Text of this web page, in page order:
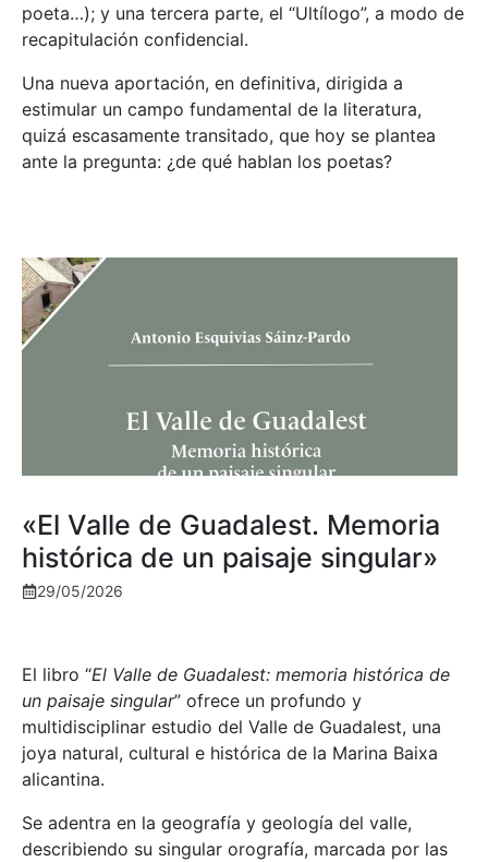
poeta…); y una tercera parte, el “Ultílogo”, a modo de
recapitulación confidencial.
Una nueva aportación, en definitiva, dirigida a
estimular un campo fundamental de la literatura,
quizá escasamente transitado, que hoy se plantea
ante la pregunta: ¿de qué hablan los poetas?
«El Valle de Guadalest. Memoria
histórica de un paisaje singular»
29/05/2026
El libro “El Valle de Guadalest: memoria histórica de
un paisaje singular” ofrece un profundo y
multidisciplinar estudio del Valle de Guadalest, una
joya natural, cultural e histórica de la Marina Baixa
alicantina.
Se adentra en la geografía y geología del valle,
describiendo su singular orografía, marcada por las